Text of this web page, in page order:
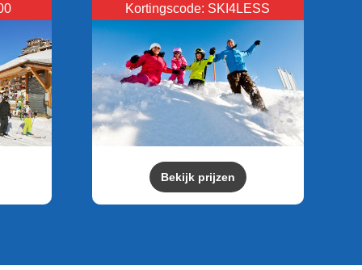
Kortingscode: SKI4LESS
Bekijk prijzen